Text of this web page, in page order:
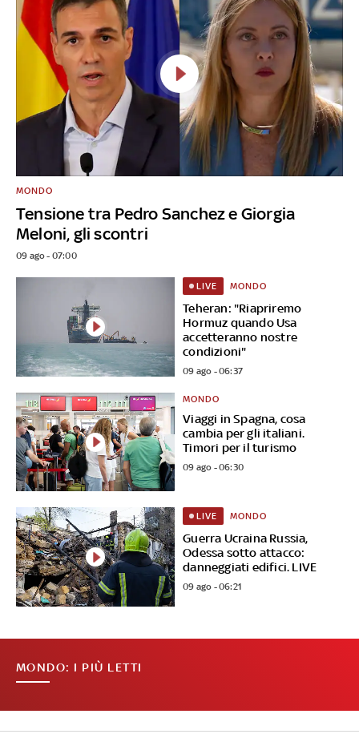
Tensione tra Pedro Sanchez e Giorgia
Meloni, gli scontri
MONDO
09 ago - 07:00
Teheran: "Riapriremo
Hormuz quando Usa
accetteranno nostre
condizioni"
LIVE MONDO
09 ago - 06:37
Viaggi in Spagna, cosa
cambia per gli italiani.
Timori per il turismo
MONDO
09 ago - 06:30
Guerra Ucraina Russia,
Odessa sotto attacco:
danneggiati edifici. LIVE
LIVE MONDO
09 ago - 06:21
MONDO: I PIÙ LETTI